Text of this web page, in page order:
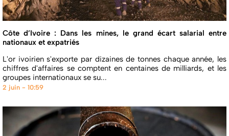
Côte d’Ivoire : Dans les mines, le grand écart salarial entre
nationaux et expatriés
L'or ivoirien s'exporte par dizaines de tonnes chaque année, les
chiffres d'affaires se comptent en centaines de milliards, et les
groupes internationaux se su...
2 juin - 10:59